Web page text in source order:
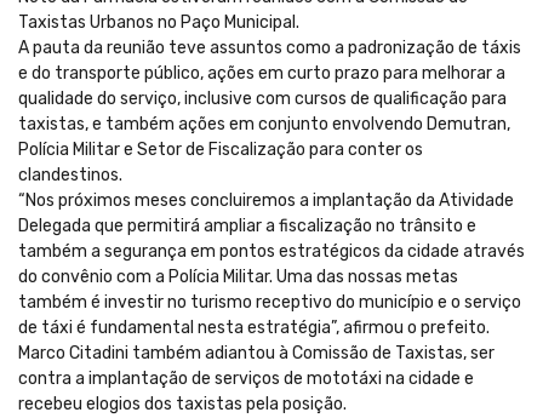
Taxistas Urbanos no Paço Municipal.
A pauta da reunião teve assuntos como a padronização de táxis
e do transporte público, ações em curto prazo para melhorar a
qualidade do serviço, inclusive com cursos de qualificação para
taxistas, e também ações em conjunto envolvendo Demutran,
Polícia Militar e Setor de Fiscalização para conter os
clandestinos.
“Nos próximos meses concluiremos a implantação da Atividade
Delegada que permitirá ampliar a fiscalização no trânsito e
também a segurança em pontos estratégicos da cidade através
do convênio com a Polícia Militar. Uma das nossas metas
também é investir no turismo receptivo do município e o serviço
de táxi é fundamental nesta estratégia”, afirmou o prefeito.
Marco Citadini também adiantou à Comissão de Taxistas, ser
contra a implantação de serviços de mototáxi na cidade e
recebeu elogios dos taxistas pela posição.